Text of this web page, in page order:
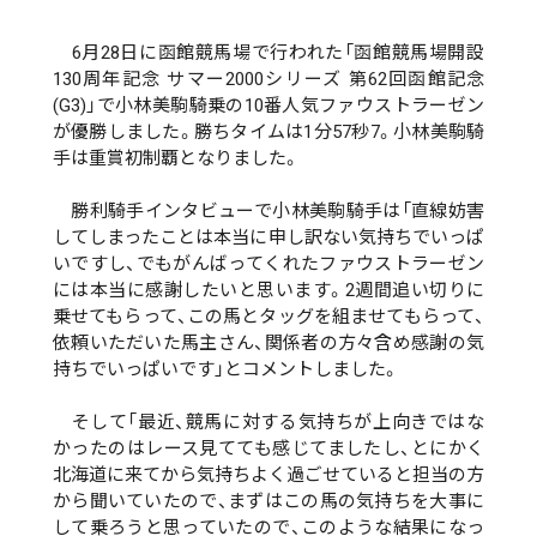
6月28日に函館競馬場で行われた「函館競馬場開設
130周年記念 サマー2000シリーズ 第62回函館記念
(G3)」で小林美駒騎乗の10番人気ファウストラーゼン
が優勝しました。勝ちタイムは1分57秒7。小林美駒騎
手は重賞初制覇となりました。
勝利騎手インタビューで小林美駒騎手は「直線妨害
してしまったことは本当に申し訳ない気持ちでいっぱ
いですし、でもがんばってくれたファウストラーゼン
には本当に感謝したいと思います。2週間追い切りに
乗せてもらって、この馬とタッグを組ませてもらって、
依頼いただいた馬主さん、関係者の方々含め感謝の気
持ちでいっぱいです」とコメントしました。
そして「最近、競馬に対する気持ちが上向きではな
かったのはレース見てても感じてましたし、とにかく
北海道に来てから気持ちよく過ごせていると担当の方
から聞いていたので、まずはこの馬の気持ちを大事に
して乗ろうと思っていたので、このような結果になっ